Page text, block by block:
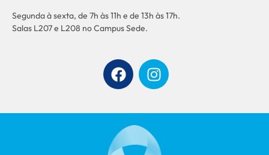
Segunda à sexta, de 7h às 11h e de 13h às 17h.
Salas L207 e L208 no Campus Sede.